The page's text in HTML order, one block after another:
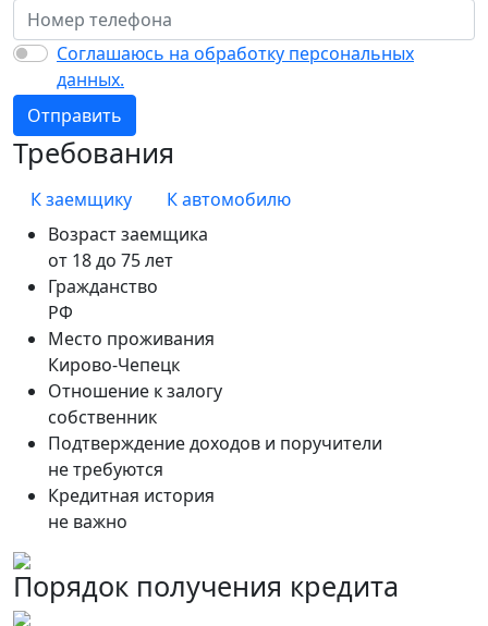
Соглашаюсь на обработку персональных
данных.
Отправить
Требования
К заемщику
К автомобилю
Возраст заемщика
от 18 до 75 лет
Гражданство
РФ
Место проживания
Кирово-Чепецк
Отношение к залогу
собственник
Подтверждение доходов и поручители
не требуются
Кредитная история
не важно
Порядок получения кредита